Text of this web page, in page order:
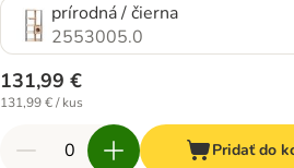
prírodná / čierna
2553005.0
131,99 €
131,99 € / kus
Pridať do